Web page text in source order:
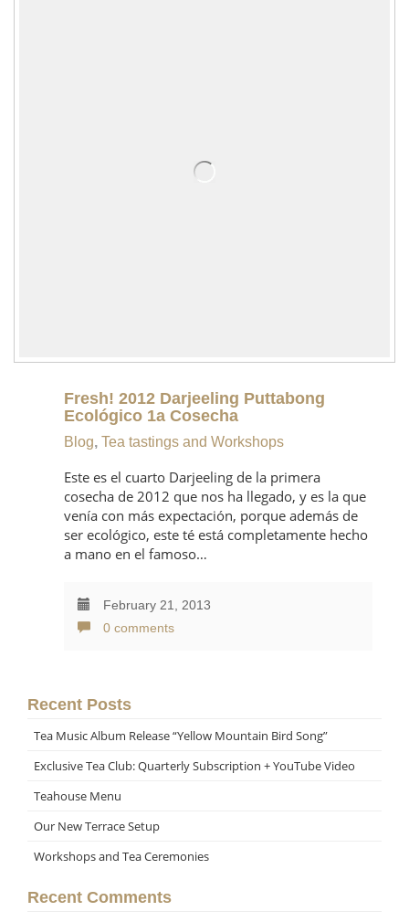
Fresh! 2012 Darjeeling Puttabong
Ecológico 1a Cosecha
Blog, Tea tastings and Workshops
Este es el cuarto Darjeeling de la primera
cosecha de 2012 que nos ha llegado, y es la que
venía con más expectación, porque además de
ser ecológico, este té está completamente hecho
a mano en el famoso…
February 21, 2013
0 comments
Recent Posts
Tea Music Album Release “Yellow Mountain Bird Song”
Exclusive Tea Club: Quarterly Subscription + YouTube Video
Teahouse Menu
Our New Terrace Setup
Workshops and Tea Ceremonies
Recent Comments